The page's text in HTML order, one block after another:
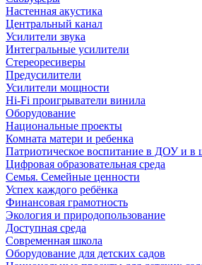
Настенная акустика
Центральный канал
Усилители звука
Интегральные усилители
Стереоресиверы
Предусилители
Усилители мощности
Hi-Fi проигрыватели винила
Оборудование
Национальные проекты
Комната матери и ребенка
Патриотическое воспитание в ДОУ и в
Цифровая образовательная среда
Семья. Семейные ценности
Успех каждого ребёнка
Финансовая грамотность
Экология и природопользование
Доступная среда
Современная школа
Оборудование для детских садов